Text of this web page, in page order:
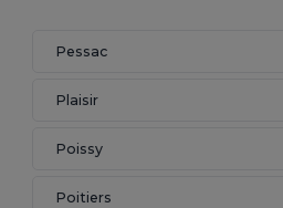
Pessac
Plaisir
Poissy
Poitiers